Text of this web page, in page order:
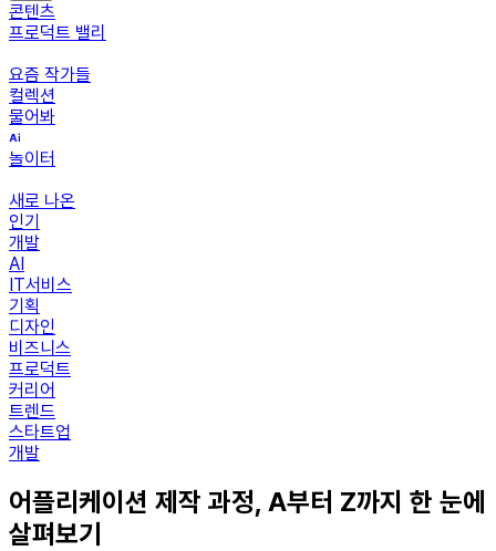
콘텐츠
프로덕트 밸리
요즘 작가들
컬렉션
물어봐
놀이터
새로 나온
인기
개발
AI
IT서비스
기획
디자인
비즈니스
프로덕트
커리어
트렌드
스타트업
개발
어플리케이션 제작 과정, A부터 Z까지 한 눈에
살펴보기